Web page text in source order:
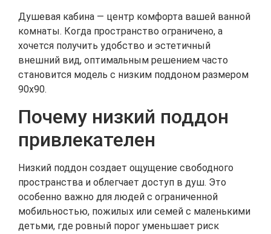
Душевая кабина — центр комфорта вашей ванной
комнаты. Когда пространство ограничено, а
хочется получить удобство и эстетичный
внешний вид, оптимальным решением часто
становится модель с низким поддоном размером
90х90.
Почему низкий поддон
привлекателен
Низкий поддон создает ощущение свободного
пространства и облегчает доступ в душ. Это
особенно важно для людей с ограниченной
мобильностью, пожилых или семей с маленькими
детьми, где ровный порог уменьшает риск